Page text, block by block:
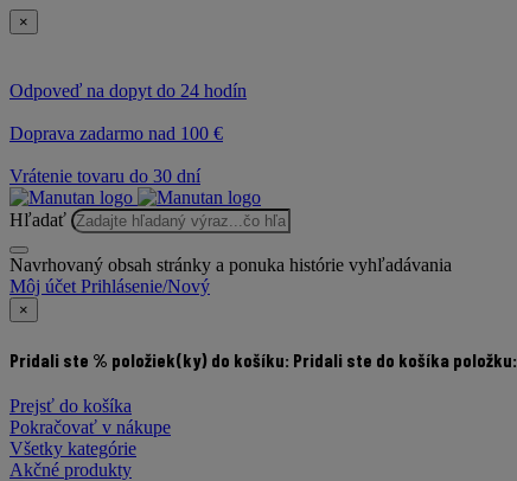
×
Odpoveď na dopyt do 24 hodín
Doprava zadarmo nad 100 €
Vrátenie tovaru do 30 dní
Hľadať
Navrhovaný obsah stránky a ponuka histórie vyhľadávania
Môj účet Prihlásenie/Nový
×
Pridali ste % položiek(ky) do košíku: Pridali ste do košíka položku:
Prejsť do košíka
Pokračovať v nákupe
Všetky kategórie
Akčné produkty